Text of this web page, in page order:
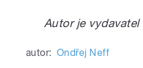
Autor je
autor: Ondřej Neff